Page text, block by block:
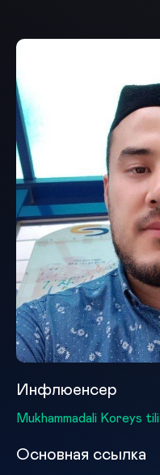
Инфлюенсер
Mukhammadali Koreys tili
Основная ссылка